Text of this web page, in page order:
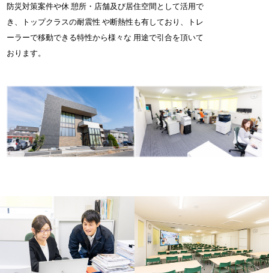
防災対策案件や休 憩所・店舗及び居住空間として活用で
き、トップクラスの耐震性 や断熱性も有しており、トレ
ーラーで移動できる特性から様々な 用途で引合を頂いて
おります。